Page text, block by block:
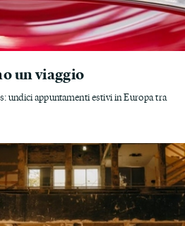
un viaggio
undici appuntamenti estivi in Europa tra